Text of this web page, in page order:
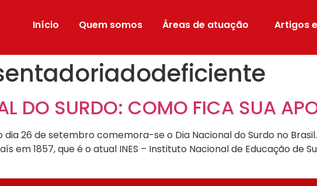
Início Quem somos Áreas de atuação Artigos
DO SURDO: COMO FICA SUA
dia 26 de setembro comemora-se o Dia Nacional do Surdo no
em 1857, que é o atual INES – Instituto Nacional de Educação de